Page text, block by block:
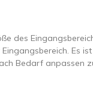
des
Es
Bedarf anpassen